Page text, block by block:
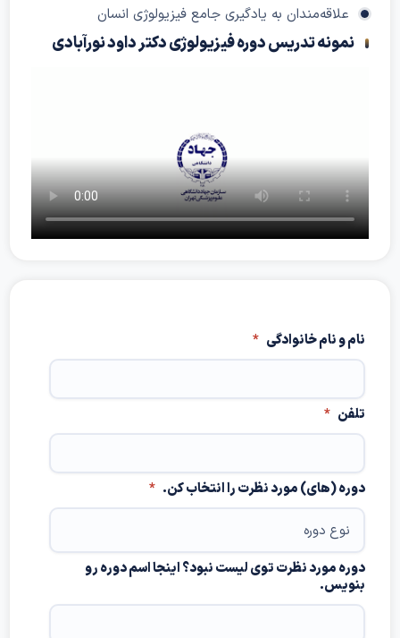
علاقه‌مندان به یادگیری جامع فیزیولوژی انسان
تدریس دوره فیزیولوژی دکتر داود نورآبادی
و نام خانوادگی *
(های) مورد نظرت را انتخاب کن. *
مورد نظرت توی لیست نبود؟ اینجا اسم دوره رو